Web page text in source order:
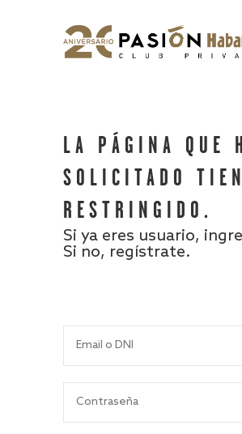
LA PÁGINA QUE
SOLICITADO
RESTRINGIDO.
Si ya eres usuario,
Si no, regístrate.